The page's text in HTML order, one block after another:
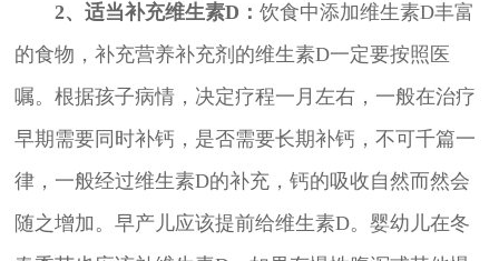
2、适当补充维生素D： 饮食中添加维生素D丰富
的食物，补充营养补充剂的维生素D一定要按照医
嘱。根据孩子病情，决定疗程一月左右，一般在治疗
早期需要同时补钙，是否需要长期补钙，不可千篇一
律，一般经过维生素D的补充，钙的吸收自然而然会
随之增加。早产儿应该提前给维生素D。婴幼儿在冬